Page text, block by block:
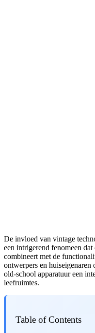
De invloed van vintage
een intrigerend fenomeen
combineert met de
ontwerpers en huiseigenaren
old-school apparatuur een
leefruimtes.
Table of Contents